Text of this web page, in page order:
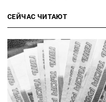
СЕЙЧАС ЧИТАЮТ